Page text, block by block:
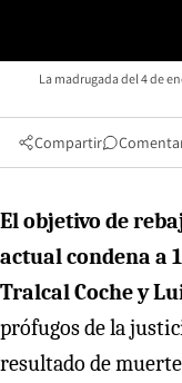
La madrugada del 4 de
Compartir
El objetivo de
actual condena a
Tralcal Coche y
prófugos de la
resultado de